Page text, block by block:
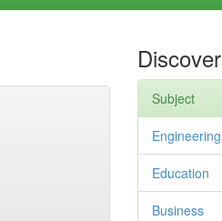
Discover
Subject
Engineering
Education
Business